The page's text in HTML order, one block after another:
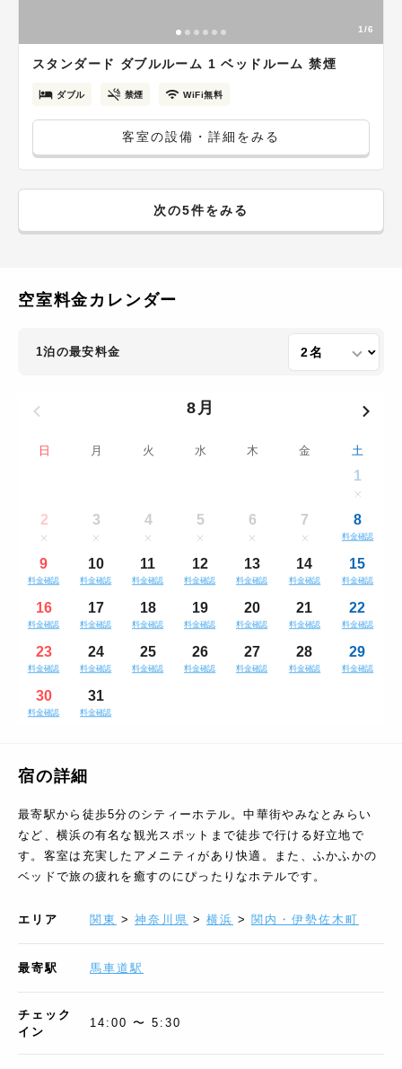
1/6
スタンダード ダブルルーム 1 ベッドルーム 禁煙
ダブル 禁煙 WiFi無料
客室の設備・詳細をみる
次の5件をみる
空室料金カレンダー
1泊の最安料金
8月
日 月 火 水 木 金 土
1
2 3 4 5 6 7 8
料金確認
9
料金確認
10
料金確認
11
料金確認
12
料金確認
13
料金確認
14
料金確認
15
料金確認
16
料金確認
17
料金確認
18
料金確認
19
料金確認
20
料金確認
21
料金確認
22
料金確認
23
料金確認
24
料金確認
25
料金確認
26
料金確認
27
料金確認
28
料金確認
29
料金確認
30
料金確認
31
料金確認
宿の詳細
最寄駅から徒歩5分のシティーホテル。中華街やみなとみらい
など、横浜の有名な観光スポットまで徒歩で行ける好立地で
す。客室は充実したアメニティがあり快適。また、ふかふかの
ベッドで旅の疲れを癒すのにぴったりなホテルです。
エリア 関東 > 神奈川県 > 横浜 > 関内・伊勢佐木町
最寄駅 馬車道駅
チェック
イン
14:00 〜 5:30